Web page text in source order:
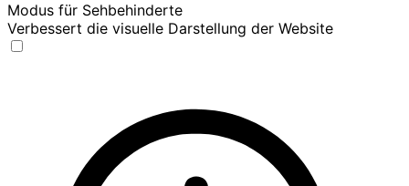
Modus für Sehbehinderte
Verbessert die visuelle Darstellung der Website